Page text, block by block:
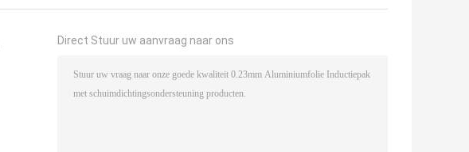
Direct Stuur uw aanvraag naar ons